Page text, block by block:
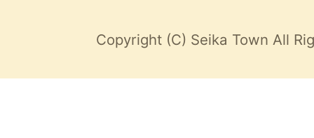
Copyright (C) Seika Town All